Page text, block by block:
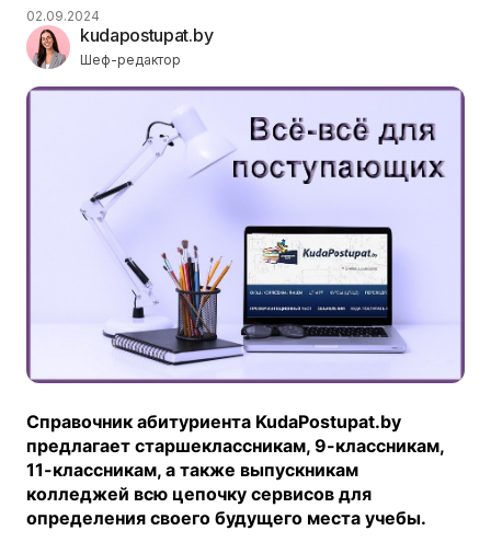
kudapostupat.by
Шеф-редактор
02.09.2024
Справочник абитуриента KudaPostupat.by
предлагает старшеклассникам, 9-классникам,
11-классникам, а также выпускникам
колледжей всю цепочку сервисов для
определения своего будущего места учебы.